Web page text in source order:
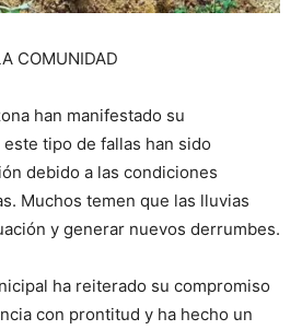
COMUNIDAD
han manifestado su
tipo de fallas han sido
debido a las condiciones
Muchos temen que las lluvias
y generar nuevos derrumbes.
ha reiterado su compromiso
con prontitud y ha hecho un